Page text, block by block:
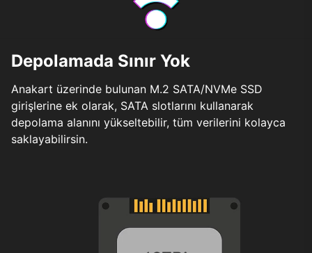
Depolamada Sınır Yok
Anakart üzerinde bulunan M.2 SATA/NVMe SSD
girişlerine ek olarak, SATA slotlarını kullanarak
depolama alanını yükseltebilir, tüm verilerini kolayca
saklayabilirsin.